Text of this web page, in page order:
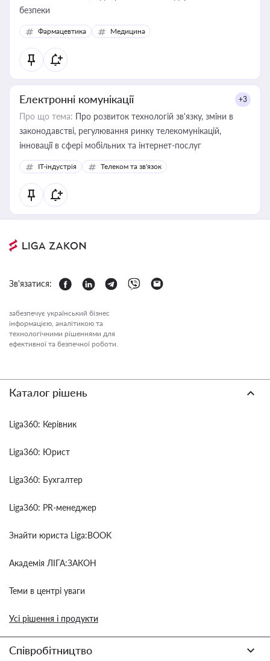
безпеки
Фармацевтика Медицина
Електронні комунікації +3
Про що тема: Про розвиток технологій зв'язку, зміни в
законодавстві, регулювання ринку телекомунікацій,
інновації в сфері мобільних та інтернет-послуг
IT-індустрія Телеком та зв'язок
Зв'язатися:
забезпечує український бізнес
інформацією, аналітикою та
технологічними рішеннями для
ефективної та безпечної роботи.
Каталог рішень
Liga360: Керівник
Liga360: Юрист
Liga360: Бухгалтер
Liga360: PR-менеджер
Знайти юриста Liga:BOOK
Академія ЛІГА:ЗАКОН
Теми в центрі уваги
Усі рішення і продукти
Співробітництво